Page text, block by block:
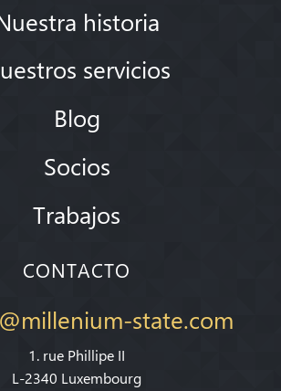
historia
servicios
Blog
Socios
Trabajos
CONTACTO
state.com
1. rue Phillipe II
L-2340 Luxembourg